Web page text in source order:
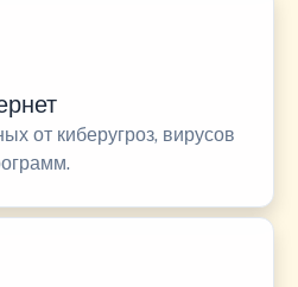
от киберугроз, вирусов